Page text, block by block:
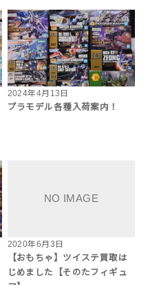
2024年4月13日
プラモデル各種入荷案内！
2020年6月3日
【おもちゃ】ツイステ買取は
じめました【そのたフィギュ